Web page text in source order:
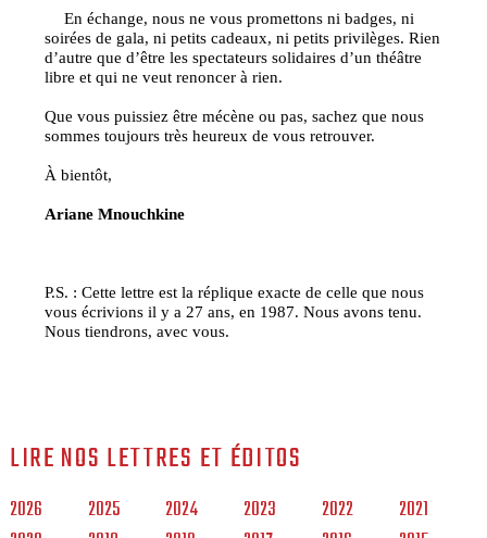
En échange, nous ne vous promettons ni badges, ni
soirées de gala, ni petits cadeaux, ni petits privilèges. Rien
d’autre que d’être les spectateurs solidaires d’un théâtre
libre et qui ne veut renoncer à rien.
Que vous puissiez être mécène ou pas, sachez que nous
sommes toujours très heureux de vous retrouver.
À bientôt,
Ariane Mnouchkine
P.S. : Cette lettre est la réplique exacte de celle que nous
vous écrivions il y a 27 ans, en 1987. Nous avons tenu.
Nous tiendrons, avec vous.
LIRE NOS LETTRES ET ÉDITOS
2026 2025 2024 2023 2022
2021